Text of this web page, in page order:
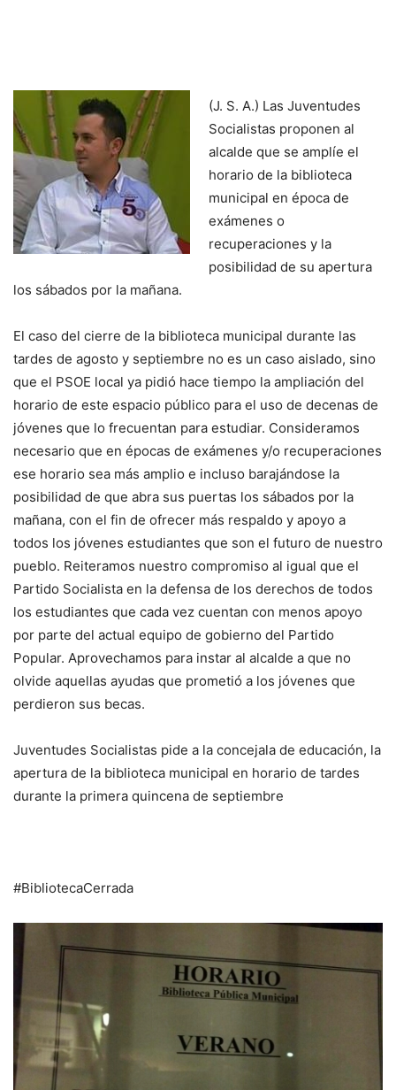
(J. S. A.) Las Juventudes
Socialistas proponen al
alcalde que se amplíe el
horario de la biblioteca
municipal en época de
exámenes o
recuperaciones y la
posibilidad de su apertura
los sábados por la mañana.
El caso del cierre de la biblioteca municipal durante las
tardes de agosto y septiembre no es un caso aislado, sino
que el PSOE local ya pidió hace tiempo la ampliación del
horario de este espacio público para el uso de decenas de
jóvenes que lo frecuentan para estudiar. Consideramos
necesario que en épocas de exámenes y/o recuperaciones
ese horario sea más amplio e incluso barajándose la
posibilidad de que abra sus puertas los sábados por la
mañana, con el fin de ofrecer más respaldo y apoyo a
todos los jóvenes estudiantes que son el futuro de nuestro
pueblo. Reiteramos nuestro compromiso al igual que el
Partido Socialista en la defensa de los derechos de todos
los estudiantes que cada vez cuentan con menos apoyo
por parte del actual equipo de gobierno del Partido
Popular. Aprovechamos para instar al alcalde a que no
olvide aquellas ayudas que prometió a los jóvenes que
perdieron sus becas.
Juventudes Socialistas pide a la concejala de educación, la
apertura de la biblioteca municipal en horario de tardes
durante la primera quincena de septiembre
#BibliotecaCerrada